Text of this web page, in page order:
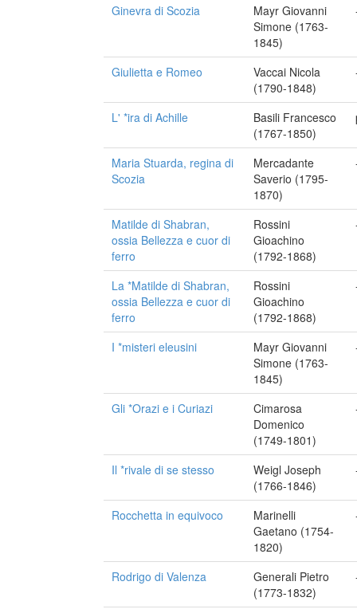
Ginevra di Scozia
Mayr Giovanni
Simone (1763-
1845)
Giulietta e Romeo
Vaccai Nicola
(1790-1848)
L' *ira di Achille
Basili Francesco
(1767-1850)
Maria Stuarda, regina di
Scozia
Mercadante
Saverio (1795-
1870)
Matilde di Shabran,
ossia Bellezza e cuor di
ferro
Rossini
Gioachino
(1792-1868)
La *Matilde di Shabran,
ossia Bellezza e cuor di
ferro
Rossini
Gioachino
(1792-1868)
I *misteri eleusini
Mayr Giovanni
Simone (1763-
1845)
Gli *Orazi e i Curiazi
Cimarosa
Domenico
(1749-1801)
Il *rivale di se stesso
Weigl Joseph
(1766-1846)
Rocchetta in equivoco
Marinelli
Gaetano (1754-
1820)
Rodrigo di Valenza
Generali Pietro
(1773-1832)